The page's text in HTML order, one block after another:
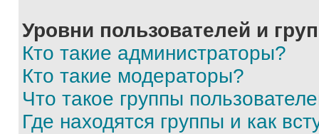
Уровни пользователей и
Кто такие администраторы?
Кто такие модераторы?
Что такое группы
Где находятся группы и как